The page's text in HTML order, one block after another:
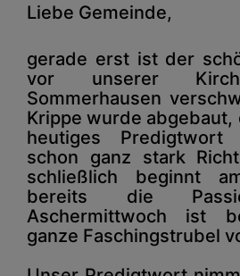
Liebe Gemeinde,
gerade erst ist der
vor unserer
Sommerhausen
Krippe wurde
heutiges Predigtwort
schon ganz stark
schließlich beginnt
bereits die
Aschermittwoch ist
ganze Faschingstrubel